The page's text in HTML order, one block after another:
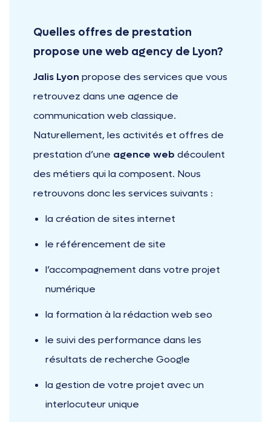
Quelles offres de prestation
propose une web agency de Lyon?
Jalis Lyon propose des services que vous
retrouvez dans une agence de
communication web classique.
Naturellement, les activités et offres de
prestation d’une agence web découlent
des métiers qui la composent. Nous
retrouvons donc les services suivants :
la création de sites internet
le référencement de site
l’accompagnement dans votre projet
numérique
la formation à la rédaction web seo
le suivi des performance dans les
résultats de recherche Google
la gestion de votre projet avec un
interlocuteur unique